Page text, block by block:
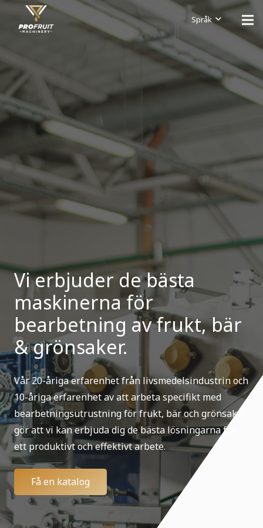
Språk
Vi erbjuder de bästa
maskinerna för
bearbetning av frukt, bär
& grönsaker.
Vår 20-åriga erfarenhet från livsmedelsindustrin och
10-åriga erfarenhet av att arbeta specifikt med
bearbetningsutrustning för frukt, bär och grönsaker
gör att vi kan erbjuda dig de bästa lösningarna för
ett produktivt och effektivt arbete.
Få en katalog